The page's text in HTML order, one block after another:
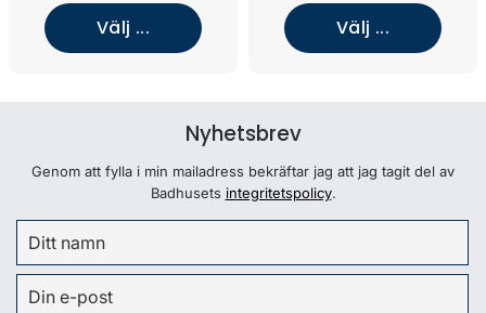
Välj ... Välj ...
Nyhetsbrev
Genom att fylla i min mailadress bekräftar jag att jag tagit del av
Badhusets integritetspolicy.